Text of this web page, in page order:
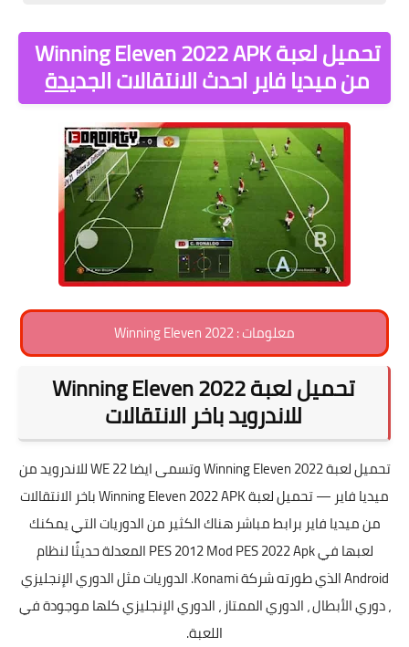
تحميل لعبة Winning Eleven 2022 APK
من ميديا فاير احدث الانتقالات الجديدة
معلومات : Winning Eleven 2022
تحميل لعبة Winning Eleven 2022
للاندرويد باخر الانتقالات
تحميل لعبة Winning Eleven 2022 وتسمى ايضا WE 22 للاندرويد من
ميديا فاير — تحميل لعبة Winning Eleven 2022 APK باخر الانتقالات
من ميديا فاير برابط مباشر هناك الكثير من الدوريات التي يمكنك
لعبها في PES 2012 Mod PES 2022 Apk المعدلة حديثًا لنظام
Android الذي طورته شركة Konami. الدوريات مثل الدوري الإنجليزي
، دوري الأبطال ، الدوري الممتاز ، الدوري الإنجليزي كلها موجودة في
اللعبة.